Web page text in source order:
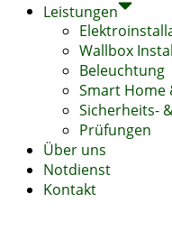
Leistungen
Wallbox
Beleuchtung
Smart Home
Sicherheits-
Prüfungen
Über uns
Notdienst
Kontakt